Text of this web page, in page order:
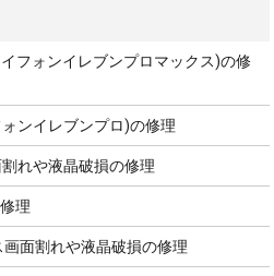
フォンイレブンプロマックス)の修
ンイレブンプロ)の修理
れや液晶破損の修理
理
面割れや液晶破損の修理